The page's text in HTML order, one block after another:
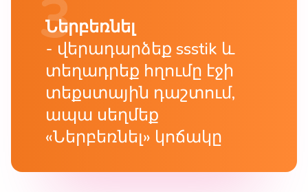
Ներբեռնել
վերադարձեք ssstik և
տեղադրեք հղումը էջի
տեքստային դաշտում,
ապա սեղմեք
«Ներբեռնել» կոճակը